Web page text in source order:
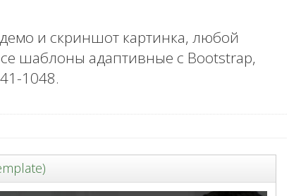
и скриншот картинка, любой
шаблоны адаптивные с Bootstrap,
1048.